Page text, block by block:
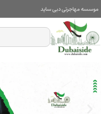
ساید